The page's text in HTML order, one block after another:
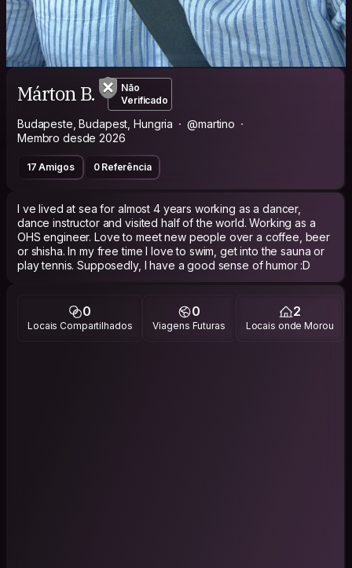
Márton B.
Não
Verificado
Budapeste, Budapest, Hungria
@martino
Membro desde 2026
17 Amigos 0 Referência
I ve lived at sea for almost 4 years working as a dancer,
dance instructor and visited half of the world. Working as a
OHS engineer. Love to meet new people over a coffee, beer
or shisha. In my free time I love to swim, get into the sauna or
play tennis. Supposedly, I have a good sense of humor :D
0
Locais Compartilhados
0
Viagens Futuras
2
Locais onde Morou